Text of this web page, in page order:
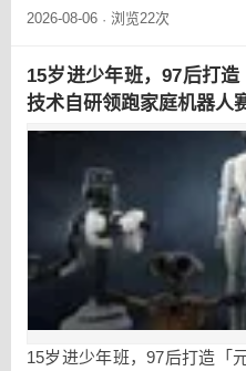
2026-08-06 · 浏览22次
15岁进少年班，97后打
技术自研领跑家庭机器人
15岁进少年班，97后打造「